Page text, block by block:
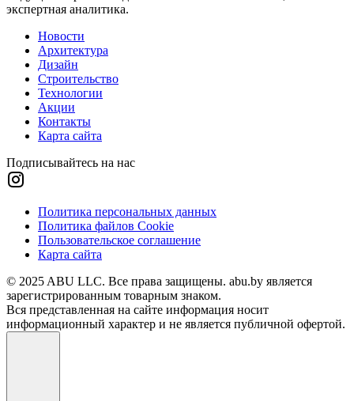
экспертная аналитика.
Новости
Архитектура
Дизайн
Строительство
Технологии
Акции
Контакты
Карта сайта
Подписывайтесь на нас
Политика персональных данных
Политика файлов Cookie
Пользовательское соглашение
Карта сайта
© 2025 ABU LLC. Все права защищены. abu.by является
зарегистрированным товарным знаком.
Вся представленная на сайте информация носит
информационный характер и не является публичной офертой.